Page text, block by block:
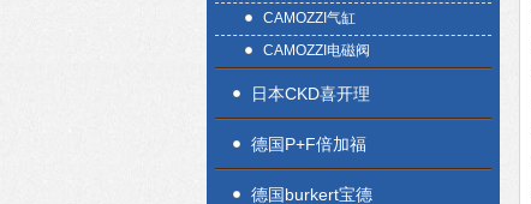
CAMOZZI气缸
CAMOZZI电磁阀
日本CKD喜开理
德国P+F倍加福
德国burkert宝德